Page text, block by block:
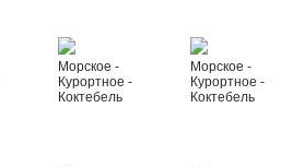
Морское -
Курортное -
Коктебель
Морское -
Курортное -
Коктебель